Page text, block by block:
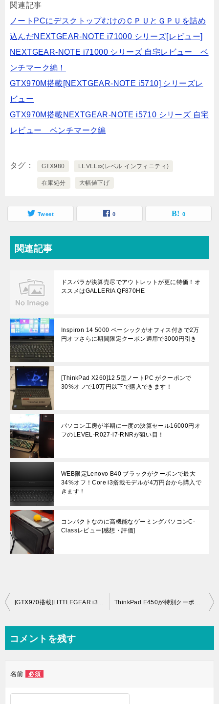
関連記事
ノートPCにデスクトップむけのＣＰＵとＧＰＵを詰め
込んだNEXTGEAR-NOTE i71000 シリーズ[レビュー]
NEXTGEAR-NOTE i71000 シリーズ 自宅レビュー ベ
ンチマーク編！
GTX970M搭載[NEXTGEAR-NOTE i5710] シリーズレ
ビュー
GTX970M搭載NEXTGEAR-NOTE i5710 シリーズ 自宅
レビュー ベンチマーク編
タグ GTX980 LEVEL∞(レベル インフィニティ)
在庫処分 大幅値下げ
Tweet 0 0
関連記事
ドスパラが決算売尽でアウトレットが更に特価！オ
ススメはGALLERIA QF870HE
Inspiron 14 5000 ベーシックがオフィス付きで2万
円オフさらに期間限定クーポン適用で3000円引き
[ThinkPad X260]12.5型ノートPC がクーポンで
30%オフで10万円以下で購入できます！
パソコン工房が半期に一度の決算セール16000円オ
フのLEVEL-R027-i7-RNRが狙い目！
WEB限定Lenovo B40 ブラックがクーポンで最大
34%オフ！Core i3搭載モデルが4万円台から購入で
きます！
コンパクトなのに高機能なゲーミングパソコンC-
Classレビュー[感想・評価]
投
ビ
ー
シ
コメントを残す
名前 必須